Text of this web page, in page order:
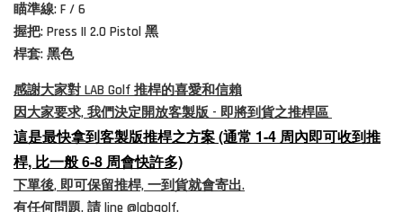
瞄準線: F / 6
握把: Press II 2.0 Pistol 黑
桿套: 黑色
感謝大家對 LAB Golf 推桿的喜愛和信賴
因大家要求, 我們決定開放客製版 - 即將到貨之推桿區
這是最快拿到客製版推桿之方案 (通常 1-4 周內即可收到推
桿, 比一般 6-8 周會快許多)
下單後, 即可保留推桿, 一到貨就會寄出.
有任何問題, 請 line @labgolf.